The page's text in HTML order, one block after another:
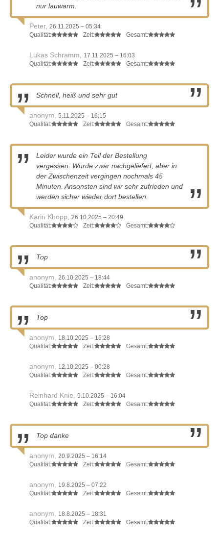
nur lauwarm.
Peter, 26.11.2025 – 05:34
Qualität:
Zeit: Gesamt:
Lukas Schramm,
17.11.2025 – 16:03
Qualität:
Zeit: Gesamt:
Schnell, heiß und sehr gut
anonym, 5.11.2025 – 16:15
Qualität:
Zeit: Gesamt:
Leider wurde ein Teil der Bestellung
vergessen. Wurde zwar nachgeliefert, aber in
der Zwischenzeit vergingen nochmals 45
Minuten. Ansonsten sind wir sehr zufrieden und
werden sicher wieder dort bestellen.
Karin Khopp,
26.10.2025 – 20:49
Qualität:
Zeit: Gesamt:
Top
anonym,
26.10.2025 – 18:44
Qualität:
Zeit: Gesamt:
Top
anonym,
18.10.2025 – 16:28
Qualität:
Zeit: Gesamt:
anonym,
12.10.2025 – 00:28
Qualität:
Zeit: Gesamt:
Reinhard Knie, 9.10.2025 – 16:04
Qualität:
Zeit: Gesamt:
Top danke
anonym,
20.9.2025 – 16:14
Qualität:
Zeit: Gesamt:
anonym,
19.8.2025 – 07:22
Qualität:
Zeit: Gesamt:
anonym,
18.8.2025 – 18:31
Qualität:
Zeit: Gesamt: